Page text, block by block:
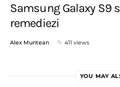
Samsung Galaxy S9
remediezi
Alex Muntean 411 views
YOU MAY